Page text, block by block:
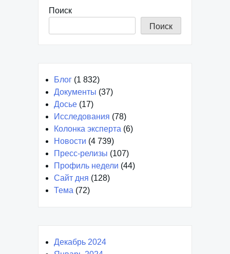
Поиск
Поиск
(1 832)
Документы
(37)
Досье
(17)
Исследования
(78)
Колонка эксперта
(6)
(4 739)
Пресс-релизы
(107)
Профиль недели
(44)
Сайт дня
(128)
(72)
Декабрь 2024